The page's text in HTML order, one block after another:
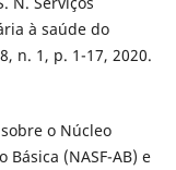
à saúde do
n. 1, p. 1-17, 2020.
o Núcleo
(NASF-AB) e